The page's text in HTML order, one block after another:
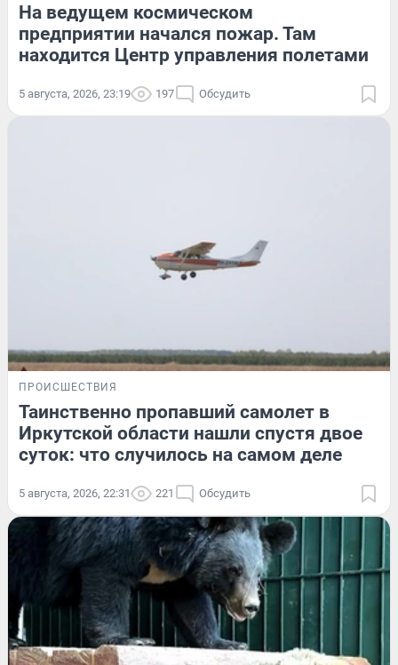
На ведущем космическом
предприятии начался пожар. Там
находится Центр управления полетами
5 августа, 2026, 23:19 197 Обсудить
ПРОИСШЕСТВИЯ
Таинственно пропавший самолет в
Иркутской области нашли спустя двое
суток: что случилось на самом деле
5 августа, 2026, 22:31 221 Обсудить